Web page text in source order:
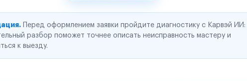
Перед оформлением заявки пройдите диагностику с Карвэй ИИ:
разбор поможет точнее описать неисправность мастеру и
к выезду.